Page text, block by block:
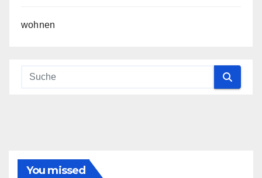
wohnen
You missed